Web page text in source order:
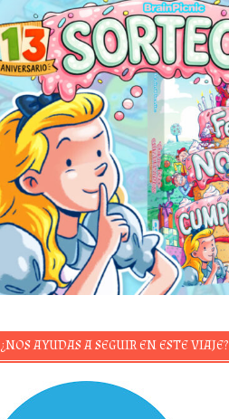
¿NOS AYUDAS A SEGUIR EN ESTE VIAJE?